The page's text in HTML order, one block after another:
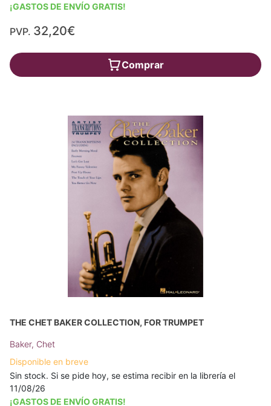
¡GASTOS DE ENVÍO GRATIS!
PVP. 32,20€
Comprar
THE CHET BAKER COLLECTION, FOR TRUMPET
Baker, Chet
Disponible en breve
Sin stock. Si se pide hoy, se estima recibir en la librería el
11/08/26
¡GASTOS DE ENVÍO GRATIS!